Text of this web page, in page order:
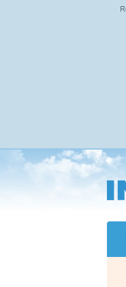
Přejít
na
hlavní
obsah